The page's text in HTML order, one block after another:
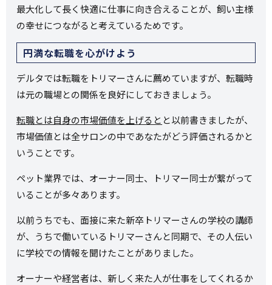
最大化して長く快適に仕事に向き合えることが、飼い主様
の幸せにつながると考えているためです。
円満な転職を心がけよう
デルタでは転職をトリマーさんに薦めていますが、転職時
は元の職場との関係を良好にしておきましょう。
転職とは自身の市場価値を上げると と以前書きましたが、
市場価値とは全サロンの中であなたがどう評価されるかと
いうことです。
ペット業界では、オーナー同士、トリマー同士が繋がって
いることが多々あります。
以前うちでも、面接に来た新卒トリマーさんの学校の講師
が、うちで働いているトリマーさんと同期で、その人伝い
に学校での情報を聞けたことがありました。
オーナーや経営者は、新しく来た人が仕事をしてくれるか